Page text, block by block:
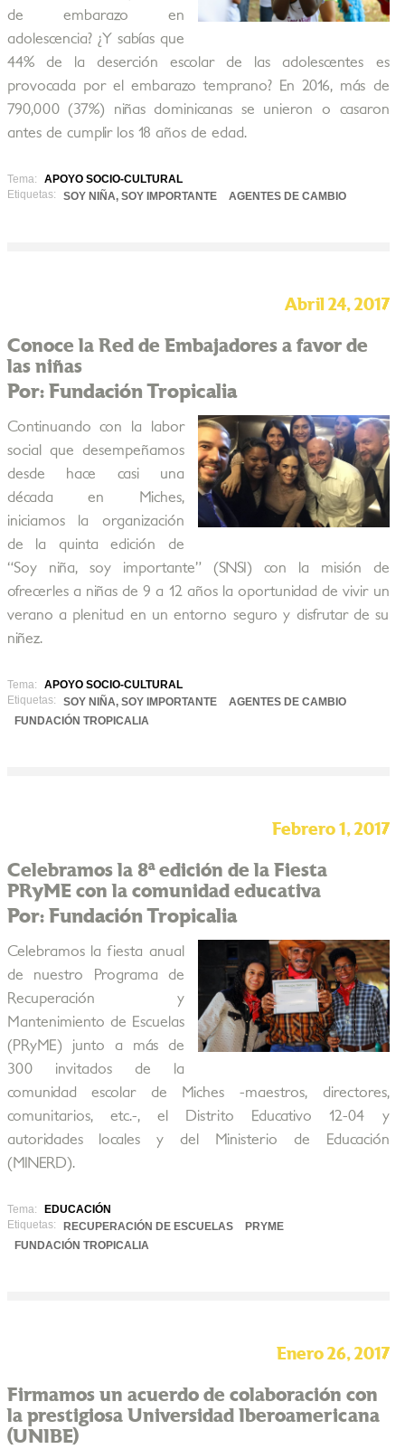
de embarazo en
adolescencia? ¿Y sabías que
44% de la deserción escolar de las adolescentes es
provocada por el embarazo temprano? En 2016, más de
790,000 (37%) niñas dominicanas se unieron o casaron
antes de cumplir los 18 años de edad.
Tema:
APOYO SOCIO-CULTURAL
Etiquetas:
SOY NIÑA, SOY IMPORTANTE AGENTES DE CAMBIO
Abril 24, 2017
Conoce la Red de Embajadores a favor de
las niñas
Por: Fundación Tropicalia
Continuando con la labor
social que desempeñamos
desde hace casi una
década en Miches,
iniciamos la organización
de la quinta edición de
“Soy niña, soy importante” (SNSI) con la misión de
ofrecerles a niñas de 9 a 12 años la oportunidad de vivir un
verano a plenitud en un entorno seguro y disfrutar de su
niñez.
Tema:
APOYO SOCIO-CULTURAL
Etiquetas:
SOY NIÑA, SOY IMPORTANTE
AGENTES DE CAMBIO
FUNDACIÓN TROPICALIA
Febrero 1, 2017
Celebramos la 8ª edición de la Fiesta
PRyME con la comunidad educativa
Por: Fundación Tropicalia
Celebramos la fiesta anual
de nuestro Programa de
Recuperación y
Mantenimiento de Escuelas
(PRyME) junto a más de
300 invitados de la
comunidad escolar de Miches -maestros, directores,
comunitarios, etc.-, el Distrito Educativo 12-04 y
autoridades locales y del Ministerio de Educación
(MINERD).
Tema:
EDUCACIÓN
Etiquetas:
RECUPERACIÓN DE ESCUELAS
PRYME
FUNDACIÓN TROPICALIA
Enero 26, 2017
Firmamos un acuerdo de colaboración con
la prestigiosa Universidad Iberoamericana
(UNIBE)